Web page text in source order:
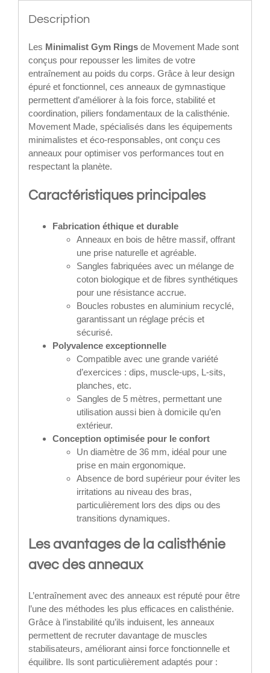
Description
Les Minimalist Gym Ringsde Movement Made sont
conçus pour repousser les limites de votre
entraînement au poids du corps. Grâce à leur design
épuré et fonctionnel, ces anneaux de gymnastique
permettent d’améliorer à la fois force, stabilité et
coordination, piliers fondamentaux de la calisthénie.
Movement Made, spécialisés dans les équipements
minimalistes et éco-responsables, ont conçu ces
anneaux pour optimiser vos performances tout en
respectant la planète.
Caractéristiques principales
Fabrication éthique et durable
Anneaux en bois de hêtre massif, offrant
une prise naturelle et agréable.
Sangles fabriquées avec un mélange de
coton biologique et de fibres synthétiques
pour une résistance accrue.
Boucles robustes en aluminium recyclé,
garantissant un réglage précis et
sécurisé.
Polyvalence exceptionnelle
Compatible avec une grande variété
d’exercices : dips, muscle-ups, L-sits,
planches, etc.
Sangles de 5 mètres, permettant une
utilisation aussi bien à domicile qu’en
extérieur.
Conception optimisée pour le confort
Un diamètre de 36 mm, idéal pour une
prise en main ergonomique.
Absence de bord supérieur pour éviter les
irritations au niveau des bras,
particulièrement lors des dips ou des
transitions dynamiques.
Les avantages de la calisthénie
avec des anneaux
L’entraînement avec des anneaux est réputé pour être
l’une des méthodes les plus efficaces en calisthénie.
Grâce à l’instabilité qu’ils induisent, les anneaux
permettent de recruter davantage de muscles
stabilisateurs, améliorant ainsi force fonctionnelle et
équilibre. Ils sont particulièrement adaptés pour :